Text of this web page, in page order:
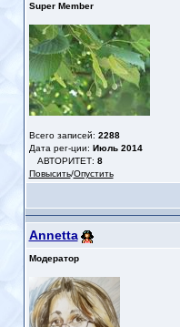
Super Member
Всего записей: 2288
Дата рег-ции: Июль 2014
АВТОРИТЕТ: 8
Повысить/Опустить
Annetta
Модератор